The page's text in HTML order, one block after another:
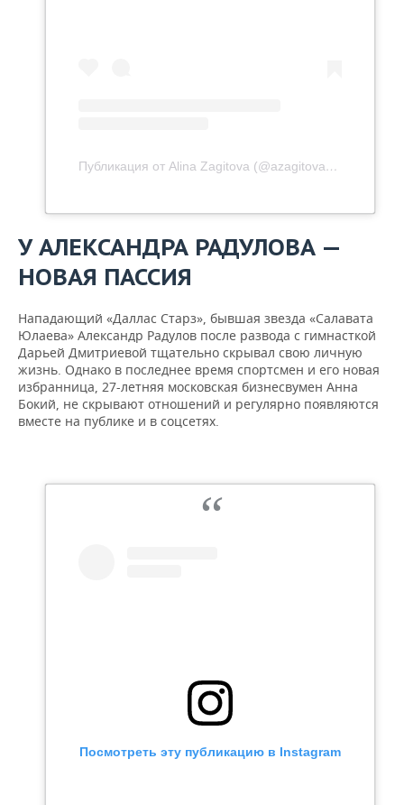
Публикация от Alina Zagitova (@azagitova)
У АЛЕКСАНДРА РАДУЛОВА —
НОВАЯ ПАССИЯ
Нападающий «Даллас Старз», бывшая звезда «Салавата
Юлаева» Александр Радулов после развода с гимнасткой
Дарьей Дмитриевой тщательно скрывал свою личную
жизнь. Однако в последнее время спортсмен и его новая
избранница, 27-летняя московская бизнесвумен Анна
Бокий, не скрывают отношений и регулярно появляются
вместе на публике и в соцсетях.
Посмотреть эту публикацию в Instagram